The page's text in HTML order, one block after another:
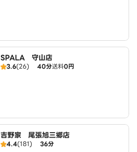
SPALA 守山店
3.6(26) 40分送料0円
吉野家 尾張旭三郷店
4.4(181) 36分